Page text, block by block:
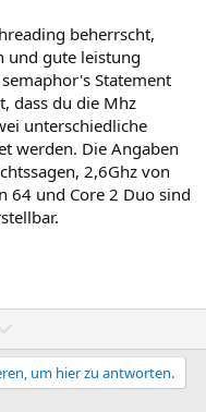
S
t
i
m
m
e
beherrscht,
und gute leistung
Statement
dass du die Mhz
unterschiedliche
werden. Die Angaben
2,6Ghz von
64 und Core 2 Duo sind
e
gum hier zu antworten.